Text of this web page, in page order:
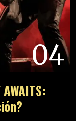
04
AWAITS: